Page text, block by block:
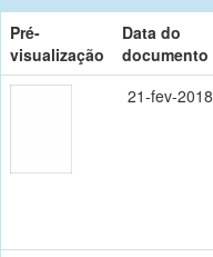
Pré-
visualização
Data do
documento
21-fev-2018